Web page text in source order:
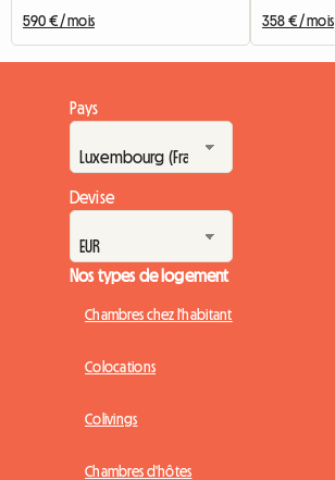
590 € / mois 358 € / mois
Pays
Devise
Nos types de logement
Chambres chez l'habitant
Colocations
Colivings
Chambres d'hôtes